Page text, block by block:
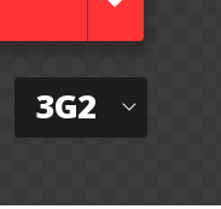
3G2